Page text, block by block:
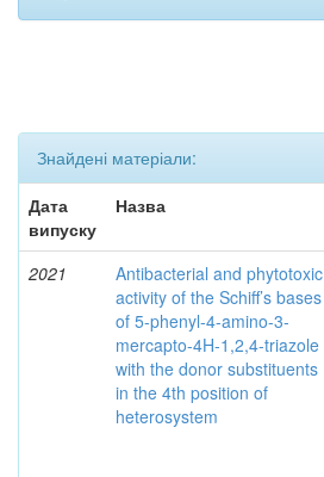
Знайдені матеріали:
Дата
випуску
Назва
2021
Antibacterial and phytotoxic
activity of the Schiff’s bases
of 5-phenyl-4-amino-3-
mercapto-4H-1,2,4-triazole
with the donor substituents
in the 4th position of
heterosystem